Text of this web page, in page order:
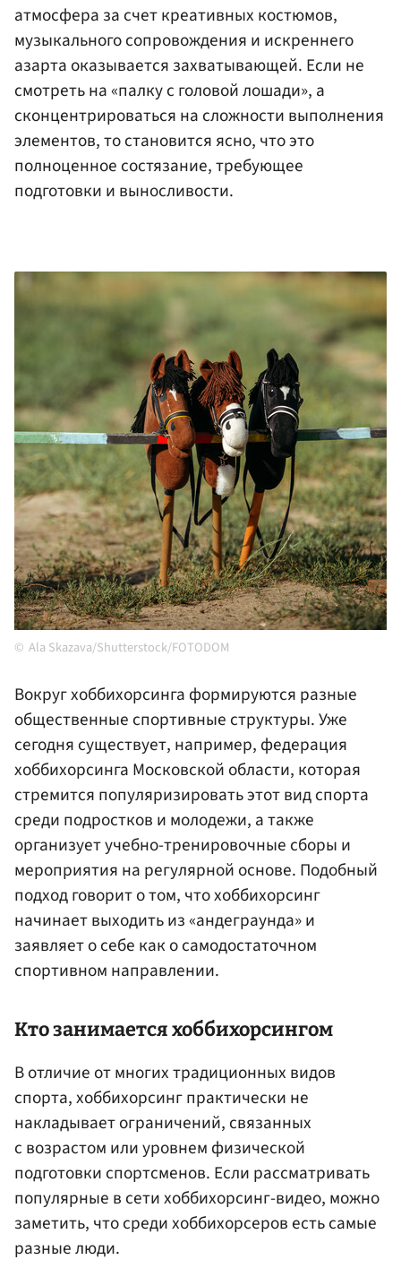
атмосфера за счет креативных костюмов,
музыкального сопровождения и искреннего
азарта оказывается захватывающей. Если не
смотреть на «палку с головой лошади», а
сконцентрироваться на сложности выполнения
элементов, то становится ясно, что это
полноценное состязание, требующее
подготовки и выносливости.
Ala Skazava/Shutterstock/FOTODOM
Вокруг хоббихорсинга формируются разные
общественные спортивные структуры. Уже
сегодня существует, например, федерация
хоббихорсинга Московской области, которая
стремится популяризировать этот вид спорта
среди подростков и молодежи, а также
организует учебно-тренировочные сборы и
мероприятия на регулярной основе. Подобный
подход говорит о том, что хоббихорсинг
начинает выходить из «андеграунда» и
заявляет о себе как о самодостаточном
спортивном направлении.
Кто занимается хоббихорсингом
В отличие от многих традиционных видов
спорта, хоббихорсинг практически не
накладывает ограничений, связанных
с возрастом или уровнем физической
подготовки спортсменов. Если рассматривать
популярные в сети хоббихорсинг-видео, можно
заметить, что среди хоббихорсеров есть самые
разные люди.